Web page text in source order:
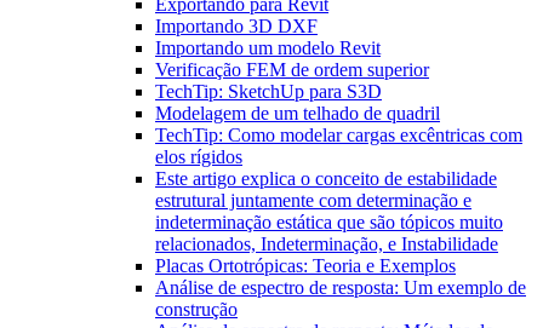
Exportando para Revit
Importando 3D DXF
Importando um modelo Revit
Verificação FEM de ordem superior
TechTip: SketchUp para S3D
Modelagem de um telhado de quadril
TechTip: Como modelar cargas excêntricas com
elos rígidos
Este artigo explica o conceito de estabilidade
estrutural juntamente com determinação e
indeterminação estática que são tópicos muito
relacionados, Indeterminação, e Instabilidade
Placas Ortotrópicas: Teoria e Exemplos
Análise de espectro de resposta: Um exemplo de
construção